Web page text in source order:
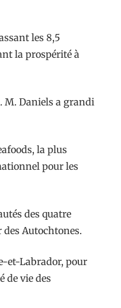
les 8,5
la prospérité à
M. Daniels a grandi
la plus
pour les
des quatre
Autochtones.
et-Labrador, pour
de vie des